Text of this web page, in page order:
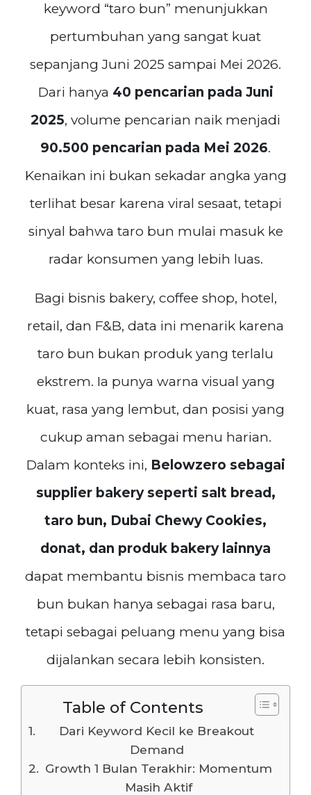
keyword “taro bun” menunjukkan
pertumbuhan yang sangat kuat
sepanjang Juni 2025 sampai Mei 2026.
Dari hanya 40 pencarian pada Juni
2025, volume pencarian naik menjadi
90.500 pencarian pada Mei 2026.
Kenaikan ini bukan sekadar angka yang
terlihat besar karena viral sesaat, tetapi
sinyal bahwa taro bun mulai masuk ke
radar konsumen yang lebih luas.
Bagi bisnis bakery, coffee shop, hotel,
retail, dan F&B, data ini menarik karena
taro bun bukan produk yang terlalu
ekstrem. Ia punya warna visual yang
kuat, rasa yang lembut, dan posisi yang
cukup aman sebagai menu harian.
Dalam konteks ini, Belowzero sebagai
supplier bakery seperti salt bread,
taro bun, Dubai Chewy Cookies,
donat, dan produk bakery lainnya
dapat membantu bisnis membaca taro
bun bukan hanya sebagai rasa baru,
tetapi sebagai peluang menu yang bisa
dijalankan secara lebih konsisten.
Table of Contents
Dari Keyword Kecil ke Breakout
Demand
Growth 1 Bulan Terakhir: Momentum
Masih Aktif